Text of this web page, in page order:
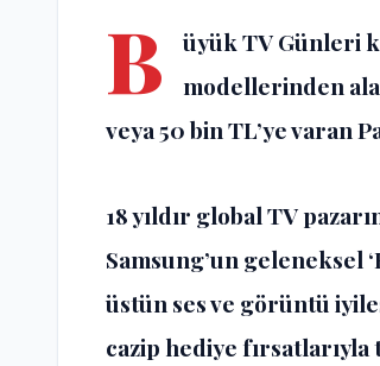
B
üyük TV Günleri
modellerinden
veya 50 bin TL’ye varan
18 yıldır global TV
Samsung’un geleneksel
üstün ses ve görüntü
cazip hediye